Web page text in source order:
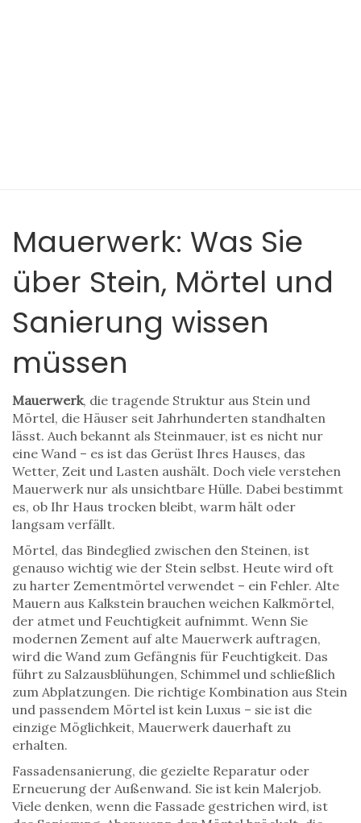
Mauerwerk: Was Sie
über Stein, Mörtel und
Sanierung wissen
müssen
Mauerwerk, die tragende Struktur aus Stein und
Mörtel, die Häuser seit Jahrhunderten standhalten
lässt. Auch bekannt als Steinmauer, ist es nicht nur
eine Wand – es ist das Gerüst Ihres Hauses, das
Wetter, Zeit und Lasten aushält. Doch viele verstehen
Mauerwerk nur als unsichtbare Hülle. Dabei bestimmt
es, ob Ihr Haus trocken bleibt, warm hält oder
langsam verfällt.
Mörtel, das Bindeglied zwischen den Steinen, ist
genauso wichtig wie der Stein selbst. Heute wird oft
zu harter Zementmörtel verwendet – ein Fehler. Alte
Mauern aus Kalkstein brauchen weichen Kalkmörtel,
der atmet und Feuchtigkeit aufnimmt. Wenn Sie
modernen Zement auf alte Mauerwerk auftragen,
wird die Wand zum Gefängnis für Feuchtigkeit. Das
führt zu Salzausblühungen, Schimmel und schließlich
zum Abplatzungen. Die richtige Kombination aus Stein
und passendem Mörtel ist kein Luxus – sie ist die
einzige Möglichkeit, Mauerwerk dauerhaft zu
erhalten.
Fassadensanierung, die gezielte Reparatur oder
Erneuerung der Außenwand. Sie ist kein Malerjob.
Viele denken, wenn die Fassade gestrichen wird, ist